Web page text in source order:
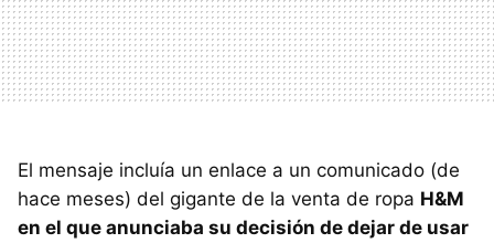
El mensaje incluía un enlace a un comunicado (de
hace meses) del gigante de la venta de ropa H&M
en el que anunciaba su decisión de dejar de usar